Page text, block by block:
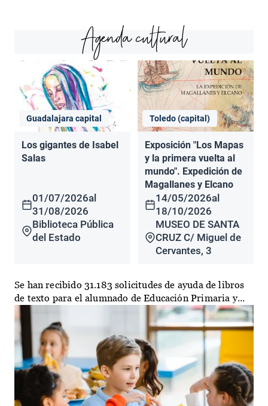
Agenda cultural
Guadalajara capital
Los gigantes de Isabel
Salas
01/07/2026al
31/08/2026
Biblioteca Pública
del Estado
Toledo (capital)
Exposición "Los Mapas
y la primera vuelta al
mundo". Expedición de
Magallanes y Elcano
14/05/2026al
18/10/2026
MUSEO DE SANTA
CRUZ C/ Miguel de
Cervantes, 3
Se han recibido 31.183 solicitudes de ayuda de libros
de texto para el alumnado de Educación Primaria y...